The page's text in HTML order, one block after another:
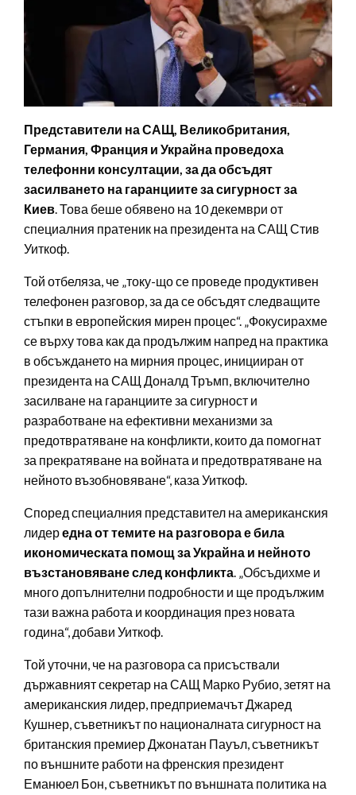
Представители на САЩ, Великобритания,
Германия, Франция и Украйна проведоха
телефонни консултации, за да обсъдят
засилването на гаранциите за сигурност за
Киев. Това беше обявено на 10 декември от
специалния пратеник на президента на САЩ Стив
Уиткоф.
Той отбеляза, че „току-що се проведе продуктивен
телефонен разговор, за да се обсъдят следващите
стъпки в европейския мирен процес“. „Фокусирахме
се върху това как да продължим напред на практика
в обсъждането на мирния процес, иницииран от
президента на САЩ Доналд Тръмп, включително
засилване на гаранциите за сигурност и
разработване на ефективни механизми за
предотвратяване на конфликти, които да помогнат
за прекратяване на войната и предотвратяване на
нейното възобновяване“, каза Уиткоф.
Според специалния представител на американския
лидередна от темите на разговора е била
икономическата помощ за Украйна и нейното
възстановяване след конфликта. „Обсъдихме и
много допълнителни подробности и ще продължим
тази важна работа и координация през новата
година“, добави Уиткоф.
Той уточни, че на разговора са присъствали
държавният секретар на САЩ Марко Рубио, зетят на
американския лидер, предприемачът Джаред
Кушнер, съветникът по националната сигурност на
британския премиер Джонатан Пауъл, съветникът
по външните работи на френския президент
Еманюел Бон, съветникът по външната политика на